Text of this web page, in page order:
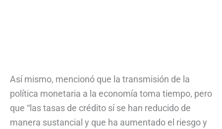
Así mismo, mencionó que la transmisión de la
política monetaria a la economía toma tiempo, pero
que “las tasas de crédito sí se han reducido de
manera sustancial y que ha aumentado el riesgo y